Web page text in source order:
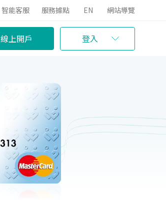
智能客服 服務據點 EN 網站導覽
線上開戶 登入